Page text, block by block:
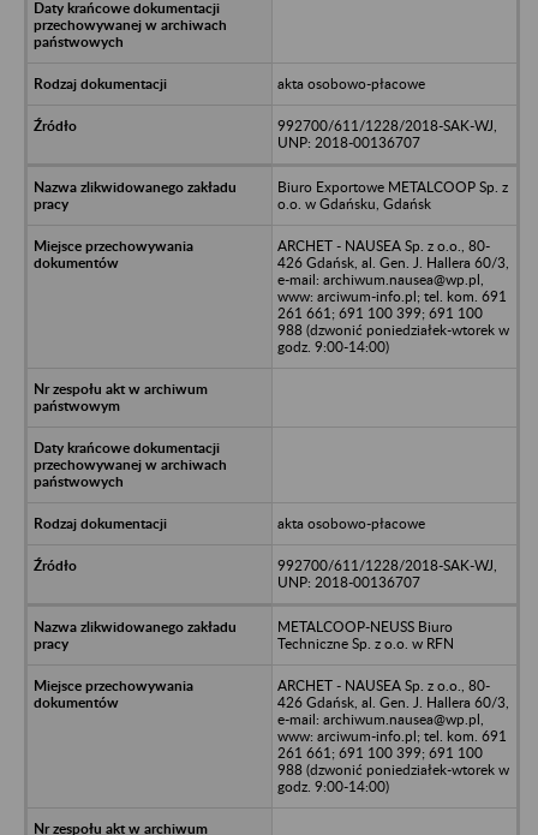
akta osobowo-płacowe
992700/611/1228/2018-SAK-WJ,
UNP: 2018-00136707
Biuro Exportowe METALCOOP Sp. z
o.o. w Gdańsku, Gdańsk
ARCHET - NAUSEA Sp. z o.o., 80-
426 Gdańsk, al. Gen. J. Hallera 60/3,
e-mail: archiwum.nausea@wp.pl,
www: arciwum-info.pl; tel. kom. 691
261 661; 691 100 399; 691 100
988 (dzwonić poniedziałek-wtorek w
godz. 9:00-14:00)
akta osobowo-płacowe
992700/611/1228/2018-SAK-WJ,
UNP: 2018-00136707
METALCOOP-NEUSS Biuro
Techniczne Sp. z o.o. w RFN
ARCHET - NAUSEA Sp. z o.o., 80-
426 Gdańsk, al. Gen. J. Hallera 60/3,
e-mail: archiwum.nausea@wp.pl,
www: arciwum-info.pl; tel. kom. 691
261 661; 691 100 399; 691 100
988 (dzwonić poniedziałek-wtorek w
godz. 9:00-14:00)